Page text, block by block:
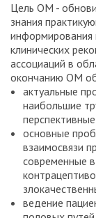
Цель ОМ -
знания
информирования
клинических
ассоциаций в
окончанию ОМ
актуальные
наибольшие
основные
взаимосвязи
современные
ведение